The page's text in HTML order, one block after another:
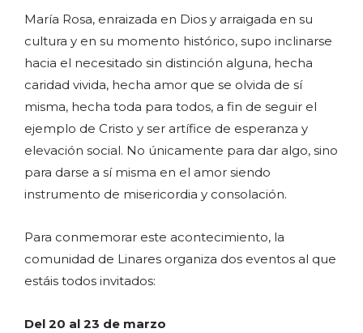
María Rosa, enraizada en Dios y arraigada en su
cultura y en su momento histórico, supo inclinarse
hacia el necesitado sin distinción alguna, hecha
caridad vivida, hecha amor que se olvida de sí
misma, hecha toda para todos, a fin de seguir el
ejemplo de Cristo y ser artífice de esperanza y
elevación social. No únicamente para dar algo, sino
para darse a sí misma en el amor siendo
instrumento de misericordia y consolación.
Para conmemorar este acontecimiento, la
comunidad de Linares organiza dos eventos al que
estáis todos invitados:
Del 20 al 23 de marzo